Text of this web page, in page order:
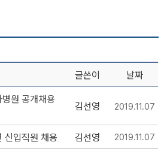
글쓴이 날짜
원 공개채용
김선영 2019.11.07
신입직원 채용 김선영 2019.11.07